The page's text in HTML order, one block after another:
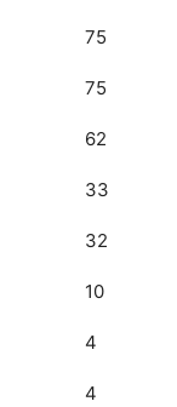
75
75
62
33
32
10
4
4